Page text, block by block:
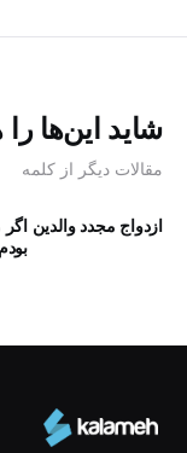
شاید این‌ها
مقالات دیگر از کلمه
ازدواج مجدد والدین
بودم